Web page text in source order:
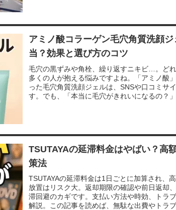
を探している方、早朝や深夜でも食事が必要
よって「正解」となるレストランは変わりま
ます。定番の人気ランキングから、子連れ対
司、さらにはテイクアウトや混雑回避の裏ワ
じて最適な選択肢をご案内します。
アミノ酸コラーゲン毛穴角質洗顔
当？効果と選び方のコツ
毛穴の黒ずみや角栓、繰り返すニキビ…。ど
多くの人が抱える悩みですよね。「アミノ酸
った毛穴角質洗顔ジェルは、SNSや口コミサ
す。でも、「本当に毛穴がきれいになるの？
ンでうるおいを守ることを目的としています
るのも事実です。そこで本記事では、実際の
や肌質ごとの使い方、さらに選び方や購入法
す。
TSUTAYAの延滞料金はやばい？高
策法
TSUTAYAの延滞料金は1日ごとに加算され、
放置はリスク大。返却期限の確認や前日返却
滞回避のカギです。支払い方法や時効、トラ
解説。この記事を読めば、無駄な出費やトラ